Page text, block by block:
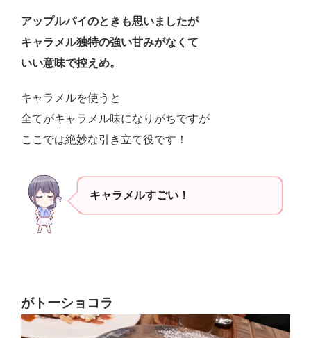
アップルパイのときも思いましたが
キャラメル独特の強い甘みがなくて
いい意味で控えめ。
キャラメルを使うと
全てがキャラメル味になりがちですが
ここでは絶妙な引き立て役です！
キャラメルすごい！
がトーショコラ